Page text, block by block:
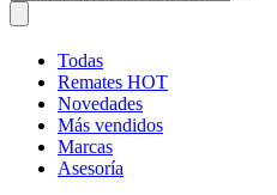
Todas
Remates HOT
Novedades
Más vendidos
Marcas
Asesoría